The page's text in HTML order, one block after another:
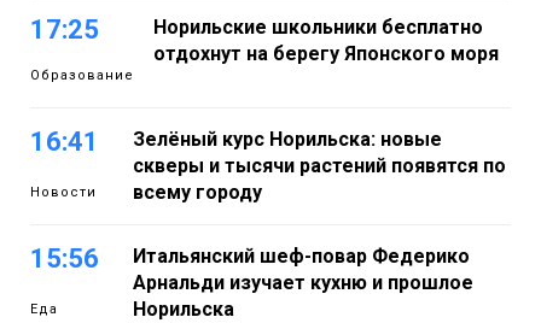
17:25
Образование
Норильские школьники бесплатно
отдохнут на берегу Японского моря
16:41
Новости
Зелёный курс Норильска: новые
скверы и тысячи растений появятся по
всему городу
15:56
Еда
Итальянский шеф-повар Федерико
Арнальди изучает кухню и прошлое
Норильска